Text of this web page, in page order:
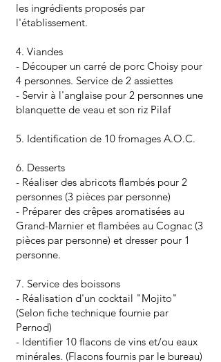
les ingrédients proposés par
l'établissement.
4. Viandes
- Découper un carré de porc Choisy pour
4 personnes. Service de 2 assiettes
- Servir à l'anglaise pour 2 personnes une
blanquette de veau et son riz Pilaf
5. Identification de 10 fromages A.O.C.
6. Desserts
- Réaliser des abricots flambés pour 2
personnes (3 pièces par personne)
- Préparer des crêpes aromatisées au
Grand-Marnier et flambées au Cognac (3
pièces par personne) et dresser pour 1
personne.
7. Service des boissons
- Réalisation d'un cocktail "Mojito"
(Selon fiche technique fournie par
Pernod)
- Identifier 10 flacons de vins et/ou eaux
minérales. (Flacons fournis par le bureau)